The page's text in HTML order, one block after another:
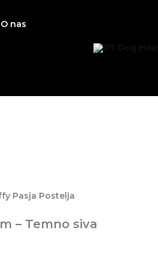
O nas
Pasja Postelja
– Temno siva